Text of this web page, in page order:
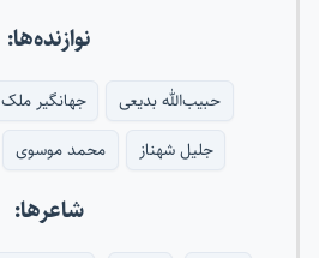
نوازنده‌ها:
حبیب‌الله بدیعی جهانگیر ملک
جلیل شهناز
محمد موسوی
شاعرها: